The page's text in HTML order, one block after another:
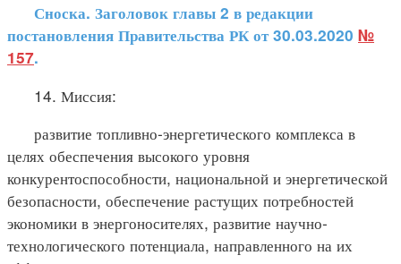
Сноска. Заголовок главы 2 в редакции
постановления Правительства РК от 30.03.2020 №
157.
14. Миссия:
развитие топливно-энергетического комплекса в
целях обеспечения высокого уровня
конкурентоспособности, национальной и энергетической
безопасности, обеспечение растущих потребностей
экономики в энергоносителях, развитие научно-
технологического потенциала, направленного на их